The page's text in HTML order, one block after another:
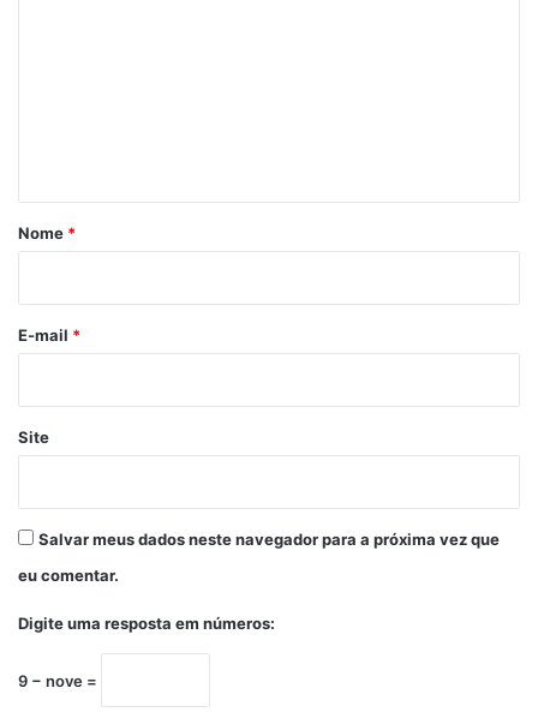
r
*
Nome *
E-mail *
Site
Salvar meus dados neste navegador para a próxima vez que
eu comentar.
Digite uma resposta em números:
9 − nove =